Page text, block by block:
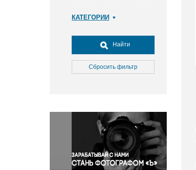
КАТЕГОРИИ
Досуг, туризм и отдых
Культура
Медицина
Окружающая среда
Политика
Правосудие
Происшествия и конфликты
Религия
Найти
Сбросить фильтр